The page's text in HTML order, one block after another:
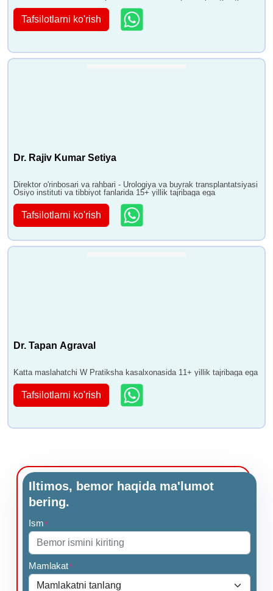
Tafsilotlarni ko'rish
Dr. Rajiv Kumar Setiya
Direktor o'rinbosari va rahbari - Urologiya va buyrak transplantatsiyasi
Osiyo instituti va tibbiyot fanlarida 15+ yillik tajribaga ega
Tafsilotlarni ko'rish
Dr. Tapan Agraval
Katta maslahatchi W Pratiksha kasalxonasida 11+ yillik tajribaga ega
Tafsilotlarni ko'rish
Iltimos, bemor haqida ma'lumot
bering.
Ism*
Mamlakat*